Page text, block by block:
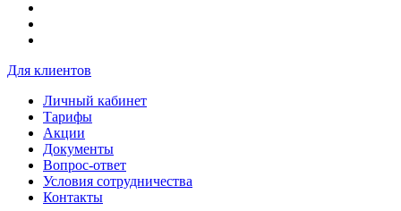
Для клиентов
Личный кабинет
Тарифы
Акции
Документы
Вопрос-ответ
Условия сотрудничества
Контакты